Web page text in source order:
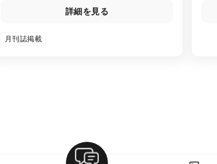
詳細を見る
月刊誌掲載